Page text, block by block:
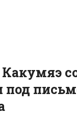
под